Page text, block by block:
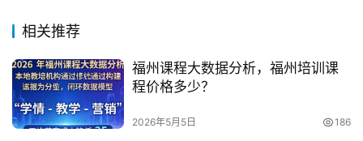
相关推荐
福州课程大数据分析，福州培训课
程价格多少？
2026年5月5日 186